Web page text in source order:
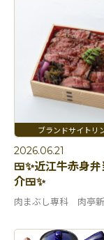
2026.06.21
🍱✨近江牛赤身
介🍱✨
肉まぶし専科 肉亭新